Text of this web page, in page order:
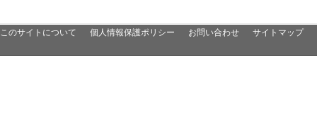
このサイトについて 個人情報保護ポリシー お問い合わせ サイトマップ